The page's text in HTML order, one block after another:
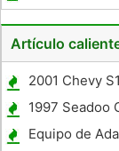
recuperación
Artículo
2001 Chevy
1997 Seadoo
Equipo de